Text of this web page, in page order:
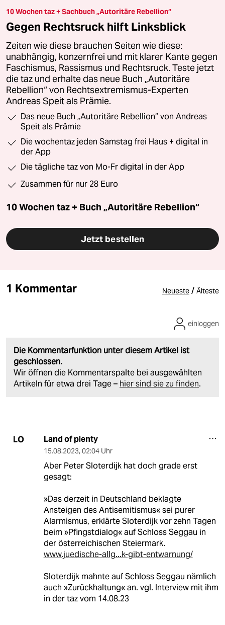
10 Wochen taz + Sachbuch „Autoritäre Rebellion“
Gegen Rechtsruck hilft Linksblick
Zeiten wie diese brauchen Seiten wie diese:
unabhängig, konzernfrei und mit klarer Kante gegen
Faschismus, Rassismus und Rechtsruck. Teste jetzt
die taz und erhalte das neue Buch „Autoritäre
Rebellion“ von Rechtsextremismus-Experten
Andreas Speit als Prämie.
Das neue Buch „Autoritäre Rebellion“ von Andreas
Speit als Prämie
Die wochentaz jeden Samstag frei Haus + digital in
der App
Die tägliche taz von Mo-Fr digital in der App
Zusammen für nur 28 Euro
10 Wochen taz + Buch „Autoritäre Rebellion“
Jetzt bestellen
1 Kommentar Neueste / Älteste
Die Kommentarfunktion unter diesem Artikel ist
geschlossen.
Wir öffnen die Kommentarspalte bei ausgewählten
Artikeln für etwa drei Tage – hier sind sie zu finden.
einloggen
LO Land of plenty
15.08.2023, 02:04 Uhr
Aber Peter Sloterdijk hat doch grade erst
gesagt:
»Das derzeit in Deutschland beklagte
Ansteigen des Antisemitismus« sei purer
Alarmismus, erklärte Sloterdijk vor zehn Tagen
beim »Pfingstdialog« auf Schloss Seggau in
der österreichischen Steiermark.
www.juedische-allg...k-gibt-entwarnung/
Sloterdijk mahnte auf Schloss Seggau nämlich
auch »Zurückhaltung« an. vgl. Interview mit ihm
in der taz vom 14.08.23